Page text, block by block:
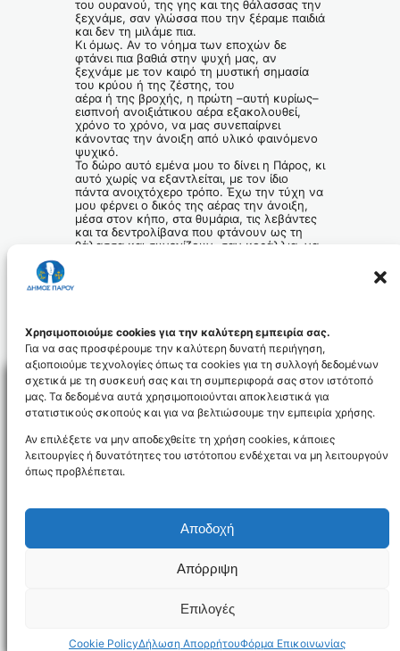
Χρησιμοποιούμε cookies για την καλύτερη εμπειρία σας.
Για να σας προσφέρουμε την καλύτερη δυνατή περιήγηση,
αξιοποιούμε τεχνολογίες όπως τα cookies για τη συλλογή δεδομένων
σχετικά με τη συσκευή σας και τη συμπεριφορά σας στον ιστότοπό
μας. Τα δεδομένα αυτά χρησιμοποιούνται αποκλειστικά για
στατιστικούς σκοπούς και για να βελτιώσουμε την εμπειρία χρήσης.
Αν επιλέξετε να μην αποδεχθείτε τη χρήση cookies, κάποιες
λειτουργίες ή δυνατότητες του ιστότοπου ενδέχεται να μη λειτουργούν
όπως προβλέπεται.
Αποδοχή
Απόρριψη
Επιλογές
Cookie PolicyΔήλωση ΑπορρήτουΦόρμα Επικοινωνίας
του ουρανού, της γης και της θάλασσας την
ξεχνάμε, σαν γλώσσα που την ξέραμε παιδιά
και δεν τη μιλάμε πια.
Κι όμως. Αν το νόημα των εποχών δε
φτάνει πια βαθιά στην ψυχή μας, αν
ξεχνάμε με τον καιρό τη μυστική σημασία
του κρύου ή της ζέστης, του
αέρα ή της βροχής, η πρώτη –αυτή κυρίως–
εισπνοή ανοιξιάτικου αέρα εξακολουθεί,
χρόνο το χρόνο, να μας συνεπαίρνει
κάνοντας την άνοιξη από υλικό φαινόμενο
ψυχικό.
Το δώρο αυτό εμένα μου το δίνει η Πάρος, κι
αυτό χωρίς να εξαντλείται, με τον ίδιο
πάντα ανοιχτόχερο τρόπο. Έχω την τύχη να
μου φέρνει ο δικός της αέρας την άνοιξη,
μέσα στον κήπο, στα θυμάρια, τις λεβάντες
και τα δεντρολίβανα που φτάνουν ως τη
θάλασσα και συνεχίζουν, σαν κοράλλια, να
NEWSLETTER
Δήλωση Προσβασιμότητας
Δήμος Πάρου